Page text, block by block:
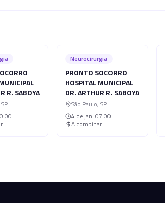
R. SABOYA
SP
Neurocirurgia
PRONTO SOCORRO
HOSPITAL MUNICIPAL
DR. ARTHUR R. SABOYA
São Paulo, SP
4 de jan. 07:00
A combinar